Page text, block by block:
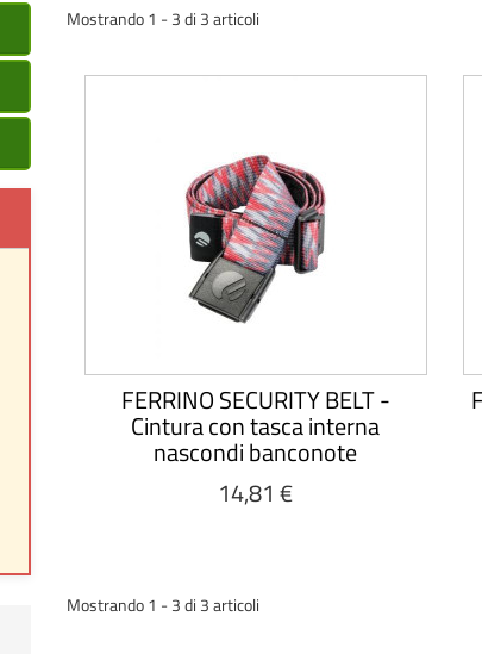
Mostrando 1 - 3 di 3 articoli
FERRINO SECURITY BELT -
Cintura con tasca interna
nascondi banconote
14,81 €
Mostrando 1 - 3 di 3 articoli